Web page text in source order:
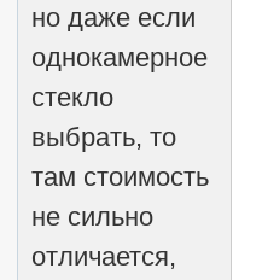
но даже если
однокамерное
стекло
выбрать, то
там стоимость
не сильно
отличается,